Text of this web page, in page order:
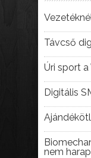
Távcső
Úri sport a
Digitális
nem harap